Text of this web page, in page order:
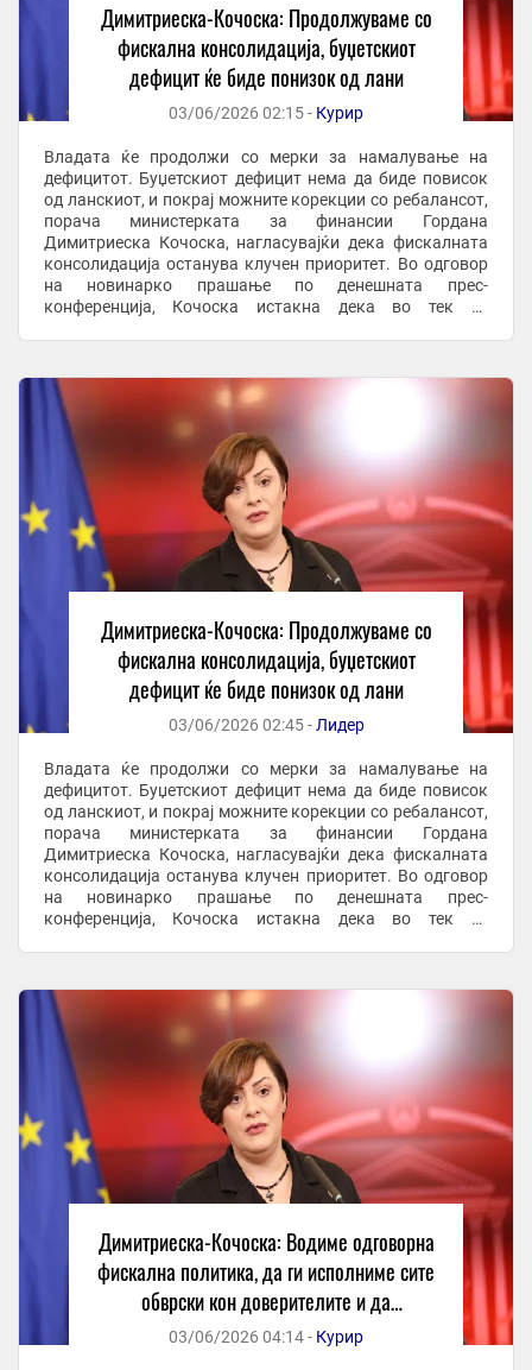
Димитриеска-Кочоска: Продолжуваме со
фискална консолидација, буџетскиот
дефицит ќе биде понизок од лани
03/06/2026 02:15 - Курир
Владата ќе продолжи со мерки за намалување на
дефицитот. Буџетскиот дефицит нема да биде повисок
од ланскиот, и покрај можните корекции со ребалансот,
порача министерката за финансии Гордана
Димитриеска Кочоска, нагласувајќи дека фискалната
консолидација останува клучен приоритет. Во одговор
на новинарко прашање по денешната прес-
конференција, Кочоска истакна дека во тек се
Димитриеска-Кочоска: Продолжуваме со
фискална консолидација, буџетскиот
дефицит ќе биде понизок од лани
03/06/2026 02:45 - Лидер
Владата ќе продолжи со мерки за намалување на
дефицитот. Буџетскиот дефицит нема да биде повисок
од ланскиот, и покрај можните корекции со ребалансот,
порача министерката за финансии Гордана
Димитриеска Кочоска, нагласувајќи дека фискалната
консолидација останува клучен приоритет. Во одговор
на новинарко прашање по денешната прес-
конференција, Кочоска истакна дека во тек се
Димитриеска-Кочоска: Водиме одговорна
фискална политика, да ги исполниме сите
обврски кон доверителите и да
обезбедуваме услови за економски раст
03/06/2026 04:14 - Курир